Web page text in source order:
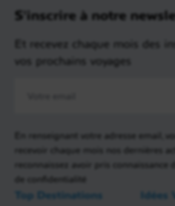
S'inscrire à notre
Et recevez chaque mois des
vos prochains voyages
En renseignant votre adresse email,
recevoir chaque mois nos dernières
reconnaissez avoir pris connaissance
de confidentialité
Top Destinations Idées